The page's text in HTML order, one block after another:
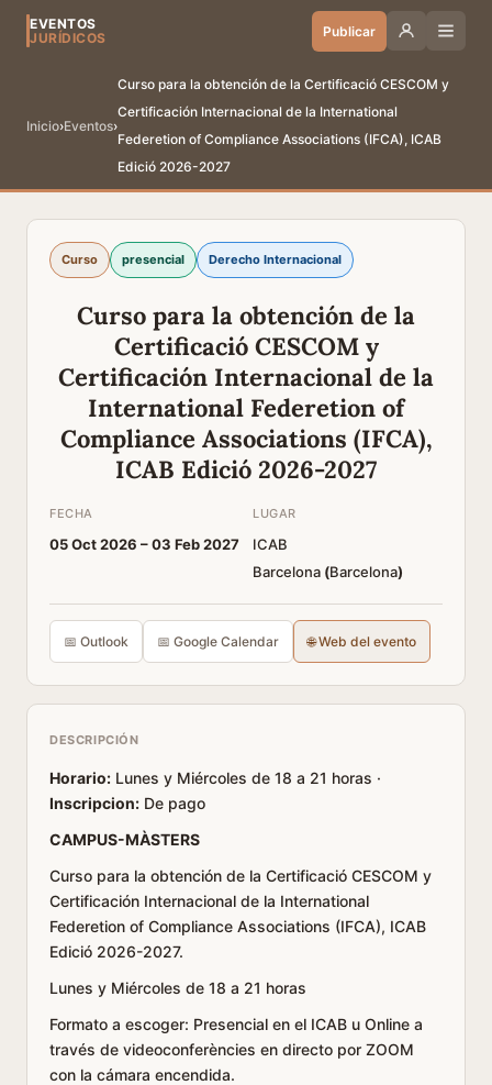
EVENTOS
JURÍDICOS
Publicar
Inicio›Eventos›
Curso para la obtención de la Certificació CESCOM y
Certificación Internacional de la International
Federetion of Compliance Associations (IFCA), ICAB
Edició 2026-2027
Curso presencial Derecho Internacional
Curso para la obtención de la
Certificació CESCOM y
Certificación Internacional de la
International Federetion of
Compliance Associations (IFCA),
ICAB Edició 2026-2027
FECHA
05 Oct 2026 –03 Feb 2027
LUGAR
ICAB
Barcelona (Barcelona)
📅 Outlook 📅 Google Calendar 🌐 Web del evento
DESCRIPCIÓN
Horario: Lunes y Miércoles de 18 a 21 horas ·
Inscripcion: De pago
CAMPUS-MÀSTERS
Curso para la obtención de la Certificació CESCOM y
Certificación Internacional de la International
Federetion of Compliance Associations (IFCA), ICAB
Edició 2026-2027.
Lunes y Miércoles de 18 a 21 horas
Formato a escoger: Presencial en el ICAB u Online a
través de videoconferències en directo por ZOOM
con la cámara encendida.